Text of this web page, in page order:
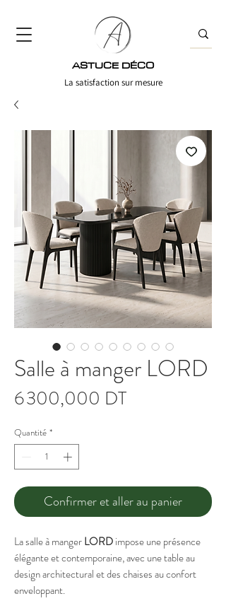
ASTUCE DÉCO
La satisfaction sur mesure
Salle à manger LORD
6 300,000 DTPrix
Quantité *
Confirmer et aller au panier
La salle à mangerLORDimpose une présence
élégante et contemporaine, avec une table au
design architectural et des chaises au confort
enveloppant.